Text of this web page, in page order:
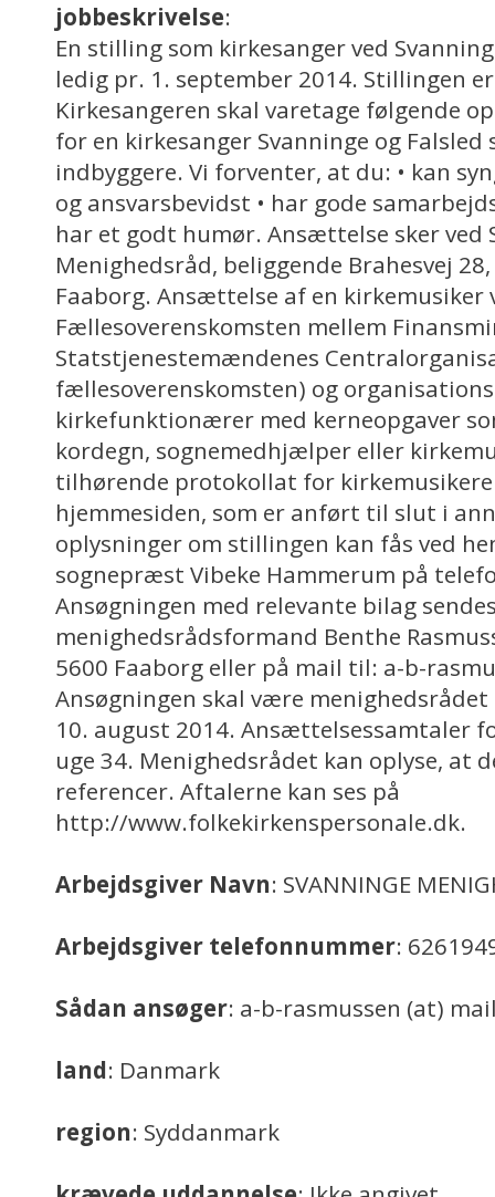
jobbeskrivelse:
En stilling som kirkesanger ved
ledig pr. 1. september 2014. Stillingen
Kirkesangeren skal varetage følgende
for en kirkesanger Svanninge og Falsled
indbyggere. Vi forventer, at du: • kan
og ansvarsbevidst • har gode
har et godt humør. Ansættelse sker ved
Menighedsråd, beliggende Brahesvej
Faaborg. Ansættelse af en
Fællesoverenskomsten mellem
Statstjenestemændenes
fællesoverenskomsten) og
kirkefunktionærer med kerneopgaver
kordegn, sognemedhjælper eller
tilhørende protokollat for
hjemmesiden, som er anført til slut i
oplysninger om stillingen kan fås ved
sognepræst Vibeke Hammerum på
Ansøgningen med relevante bilag
menighedsrådsformand Benthe
5600 Faaborg eller på mail til: a-b-
Ansøgningen skal være
10. august 2014. Ansættelsessamtaler
uge 34. Menighedsrådet kan oplyse, at
referencer. Aftalerne kan ses på
http://www.folkekirkenspersonale.dk.
Arbejdsgiver Navn: SVANNINGE
Arbejdsgiver telefonnummer:
Sådan ansøger: a-b-rasmussen (at)
land: Danmark
region: Syddanmark